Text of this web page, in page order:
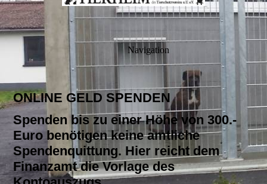
Navigation
ONLINE GELD SPENDEN
Spenden bis zu einer Höhe von 300.-
Euro benötigen keine amtliche
Spendenquittung. Hier reicht dem
Finanzamt die Vorlage des